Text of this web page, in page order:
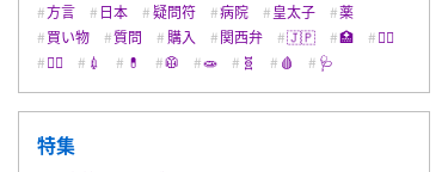
方言
日本 疑問符 病院 皇太子
薬
買い物
質問 購入 関西弁 🇯🇵 🏥
👨‍⚕️
👩‍⚕️
💉 💊 🥼 🧫 🧬 🩸 🩺
特集